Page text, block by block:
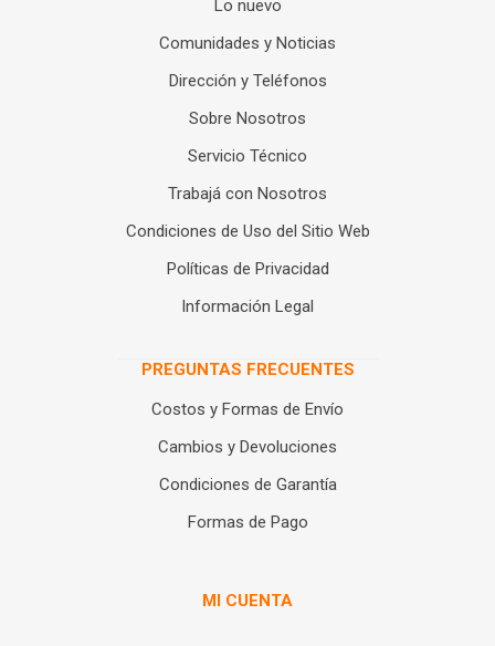
Lo nuevo
Comunidades y Noticias
Dirección y Teléfonos
Sobre Nosotros
Servicio Técnico
Trabajá con Nosotros
Condiciones de Uso del Sitio Web
Políticas de Privacidad
Información Legal
PREGUNTAS FRECUENTES
Costos y Formas de Envío
Cambios y Devoluciones
Condiciones de Garantía
Formas de Pago
MI CUENTA